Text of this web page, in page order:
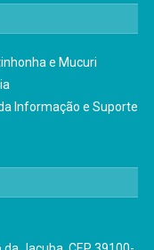
e Mucuri
Informação e Suporte